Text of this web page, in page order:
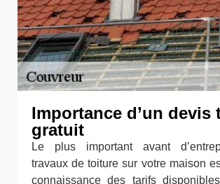
Importance d’un devis
gratuit
Le plus important avant
travaux de toiture sur votre maison
connaissance des tarifs